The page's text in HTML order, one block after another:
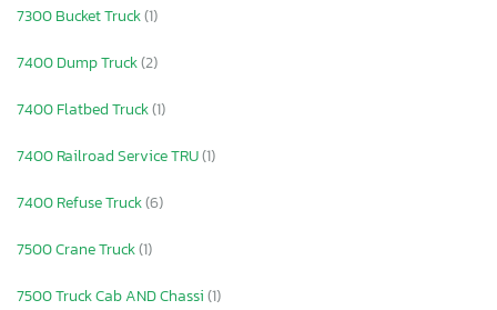
7300 Bucket Truck(1)
7400 Dump Truck(2)
7400 Flatbed Truck(1)
7400 Railroad Service TRU(1)
7400 Refuse Truck(6)
7500 Crane Truck(1)
7500 Truck Cab AND Chassi(1)